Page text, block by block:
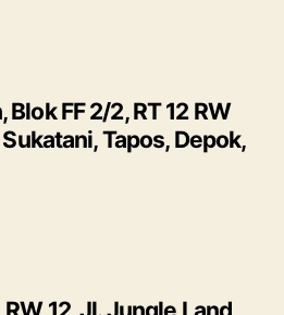
FF 2/2, RT 12 RW
Tapos, Depok,